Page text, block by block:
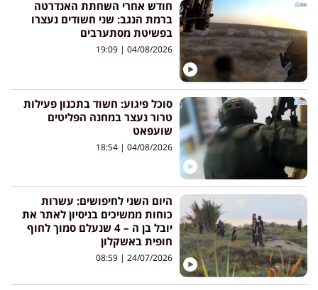
חודש אחרי השחתת האנדרטה
ברמת הנגב: שני חשודים נעצרו
בפשיטת מסתערבים
04/08/2026
סוכל פיגוע: חשוד בתכנון פעילות
טרור נעצר במחנה הפליטים
שועפאט
04/08/2026
היום השני לחיפושים: עשרות
כוחות ממשיכים בניסיון לאתר את
יובל בן ה – 4 שנעלם סמוך לחוף
חופית באשקלון
24/07/2026